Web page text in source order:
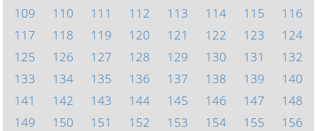
109
110 111 112 113 114 115
116
117
118 119 120 121 122 123
124
125
126 127 128 129 130 131
132
133
134 135 136 137 138 139
140
141
142 143 144 145 146 147
148
149
150 151 152 153 154 155
156